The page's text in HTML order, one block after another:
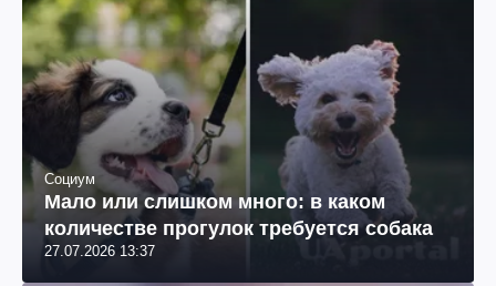
Социум
Мало или слишком много: в каком
количестве прогулок требуется собака
27.07.2026 13:37